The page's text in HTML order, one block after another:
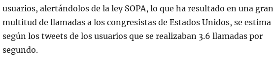
usuarios, alertándolos de la ley SOPA, lo que ha resultado en una gran
multitud de llamadas a los congresistas de Estados Unidos, se estima
según los tweets de los usuarios que se realizaban 3.6 llamadas por
segundo.